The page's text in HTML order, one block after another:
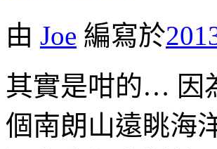
由 Joe 編寫於
其實是咁的… 因
個南朗山遠眺海